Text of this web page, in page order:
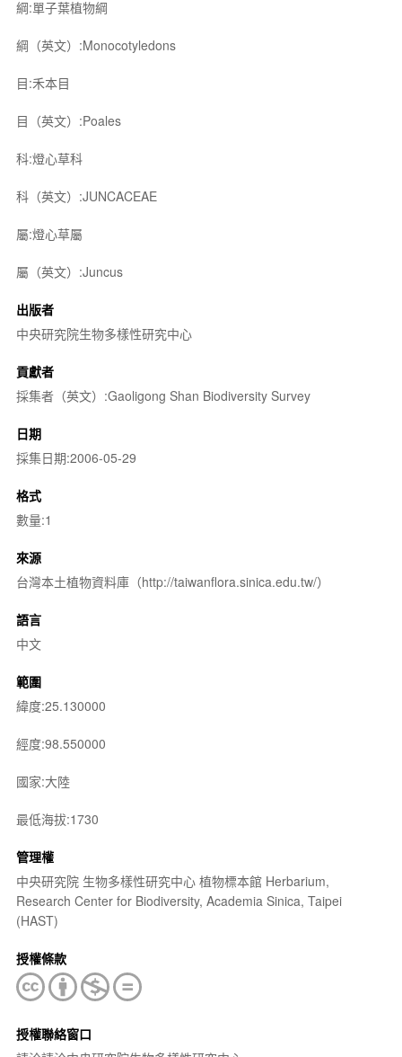
綱:單子葉植物綱
綱（英文）:Monocotyledons
目:禾本目
目（英文）:Poales
科:燈心草科
科（英文）:JUNCACEAE
屬:燈心草屬
屬（英文）:Juncus
出版者
中央研究院生物多樣性研究中心
貢獻者
採集者（英文）:Gaoligong Shan Biodiversity Survey
日期
採集日期:2006-05-29
格式
數量:1
來源
台灣本土植物資料庫（http://taiwanflora.sinica.edu.tw/）
語言
中文
範圍
緯度:25.130000
經度:98.550000
國家:大陸
最低海拔:1730
管理權
中央研究院 生物多樣性研究中心 植物標本館 Herbarium,
Research Center for Biodiversity, Academia Sinica, Taipei
(HAST)
授權條款
授權聯絡窗口